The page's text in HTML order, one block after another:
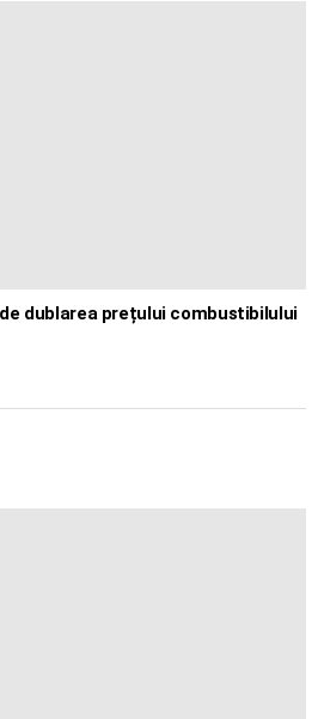
dublarea prețului combustibilului